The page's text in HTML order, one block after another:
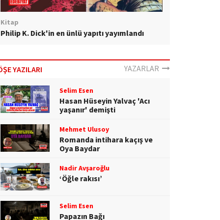
Kitap
Philip K. Dick'in en ünlü yapıtı yayımlandı
YAZILARI YAZARLAR
Selim Esen
Hasan Hüseyin Yalvaç 'Acı
yaşanır' demişti
Mehmet Ulusoy
Romanda intihara kaçış ve
Oya Baydar
Nadir Avşaroğlu
‘Öğle rakısı’
Selim Esen
Papazın Bağı